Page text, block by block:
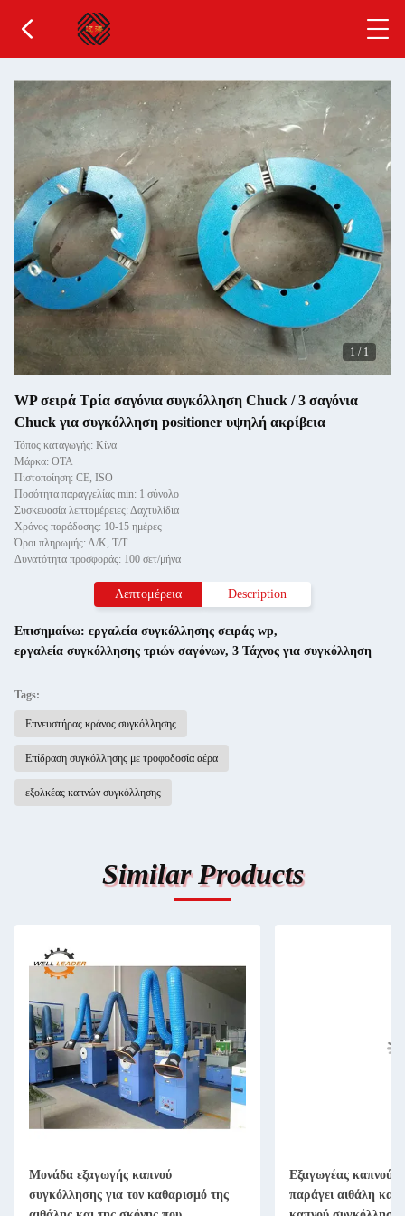
1 / 1
WP σειρά Τρία σαγόνια συγκόλληση Chuck / 3 σαγόνια
Chuck για συγκόλληση positioner υψηλή ακρίβεια
Τόπος καταγωγής: Κίνα
Μάρκα: OTA
Πιστοποίηση: CE, ISO
Ποσότητα παραγγελίας min: 1 σύνολο
Συσκευασία λεπτομέρειες: Δαχτυλίδια
Χρόνος παράδοσης: 10-15 ημέρες
Όροι πληρωμής: Λ/Κ, Τ/Τ
Δυνατότητα προσφοράς: 100 σετ/μήνα
Λεπτομέρεια Description
Επισημαίνω: εργαλεία συγκόλλησης σειράς wp,
εργαλεία συγκόλλησης τριών σαγόνων, 3 Τάχνος για συγκόλληση
Tags:
Επνευστήρας κράνος συγκόλλησης
Επίδραση συγκόλλησης με τροφοδοσία αέρα
εξολκέας καπνών συγκόλλησης
Similar Products
Μονάδα εξαγωγής καπνού
συγκόλλησης για τον καθαρισμό της
Εξαγωγέας καπνού
παράγει αιθάλη και